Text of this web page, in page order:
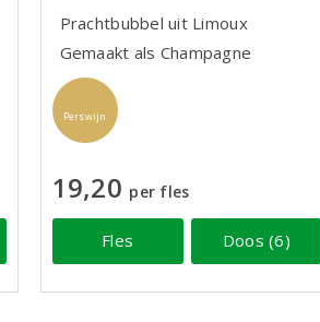
Prachtbubbel uit Limoux
Gemaakt als Champagne
Perswijn
19,20 per fles
Fles Doos (6)